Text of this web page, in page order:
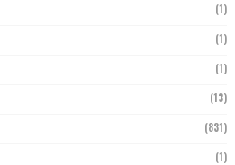
(1)
(1)
(1)
(13)
(831)
(1)